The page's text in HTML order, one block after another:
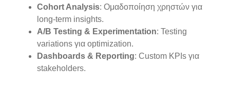
Cohort Analysis: Ομαδοποίηση χρηστών για
long-term insights.
A/B Testing & Experimentation: Testing
variations για optimization.
Dashboards & Reporting: Custom KPIs για
stakeholders.